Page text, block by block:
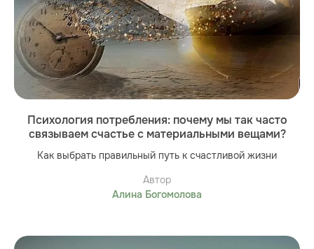
Психология потребления: почему мы так часто
связываем счастье с материальными вещами?
Как выбрать правильный путь к счастливой жизни
Автор
Алина Богомолова